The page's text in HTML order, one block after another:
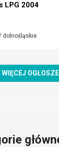
LPG 2004
dolnośląskie